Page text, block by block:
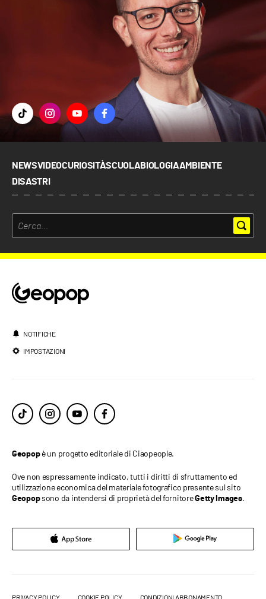
NEWSVIDEOCURIOSITÀSCUOLABIOLOGIAAMBIENTE
DISASTRI
NOTIFICHE
IMPOSTAZIONI
Geopopè un progetto editoriale di Ciaopeople.
Ove non espressamente indicato, tutti i diritti di sfruttamento ed
utilizzazione economica del materiale fotografico presente sul sito
Geopopsono da intendersi di proprietà del fornitoreGetty Images.
PRIVACY POLICY COOKIE POLICY CONDIZIONI ABBONAMENTO